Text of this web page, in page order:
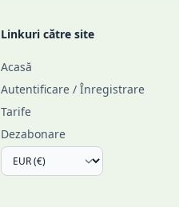
Linkuri către site
Acasă
Autentificare / Înregistrare
Tarife
Dezabonare